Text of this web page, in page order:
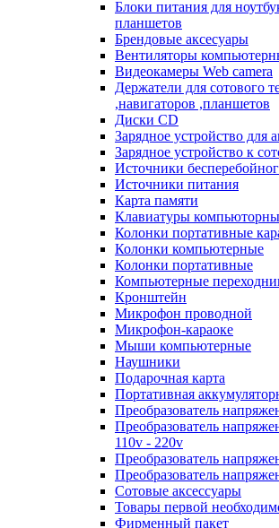
Блоки питания для
планшетов
Брендовые аксесуары
Вентиляторы
Видеокамеры Web camera
Держатели для сотового
,навигаторов ,планшетов
Диски CD
Зарядное устройство для
Зарядное устройство к
Источники
Источники питания
Карта памяти
Клавиатуры
Колонки портативные
Колонки компьютерные
Колонки портативные
Компьютерные
Кронштейн
Микрофон проводной
Микрофон-караоке
Мыши компьютерные
Наушники
Подарочная карта
Портативная
Преобразователь
Преобразователь
110v - 220v
Преобразователь
Преобразователь
Сотовые аксессуары
Товары первой
Фирменный пакет